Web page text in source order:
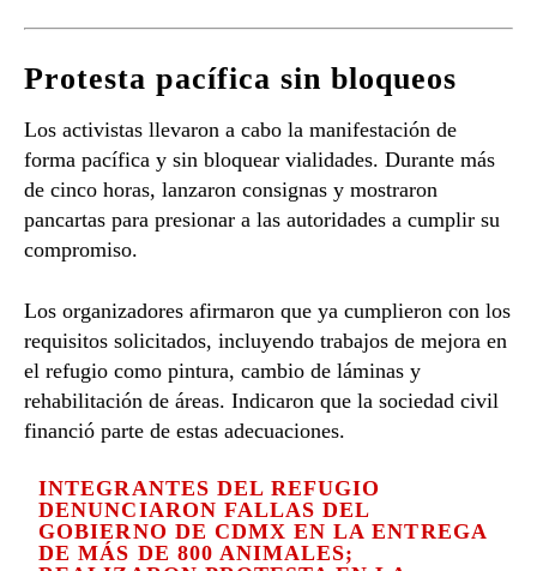
Protesta pacífica sin bloqueos
Los activistas llevaron a cabo la manifestación de
forma pacífica y sin bloquear vialidades. Durante más
de cinco horas, lanzaron consignas y mostraron
pancartas para presionar a las autoridades a cumplir su
compromiso.
Los organizadores afirmaron que ya cumplieron con los
requisitos solicitados, incluyendo trabajos de mejora en
el refugio como pintura, cambio de láminas y
rehabilitación de áreas. Indicaron que la sociedad civil
financió parte de estas adecuaciones.
INTEGRANTES DEL REFUGIO
DENUNCIARON FALLAS DEL
GOBIERNO DE CDMX EN LA ENTREGA
DE MÁS DE 800 ANIMALES;